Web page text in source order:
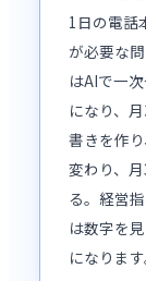
1日の電話
が必要な
はAIで一
になり、
書きを作
変わり、
る。経営
は数字を
になります